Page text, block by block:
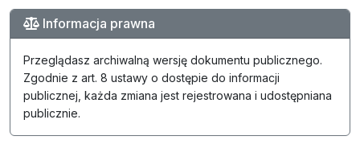
Informacja prawna
Przeglądasz archiwalną wersję dokumentu publicznego.
Zgodnie z art. 8 ustawy o dostępie do informacji
publicznej, każda zmiana jest rejestrowana i udostępniana
publicznie.